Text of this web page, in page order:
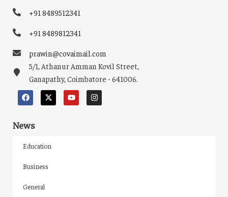
+91 8489512341
+91 8489812341
prawin@covaimail.com
5/1, Athanur Amman Kovil Street,
Ganapathy, Coimbatore - 641006.
News
Education
Business
General